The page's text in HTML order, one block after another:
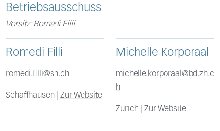
Betriebsausschuss
Vorsitz: Romedi Filli
Romedi Filli
romedi.filli@sh.ch
Schaffhausen | Zur Website
Michelle Korporaal
michelle.korporaal@bd.zh.c
h
Zürich | Zur Website